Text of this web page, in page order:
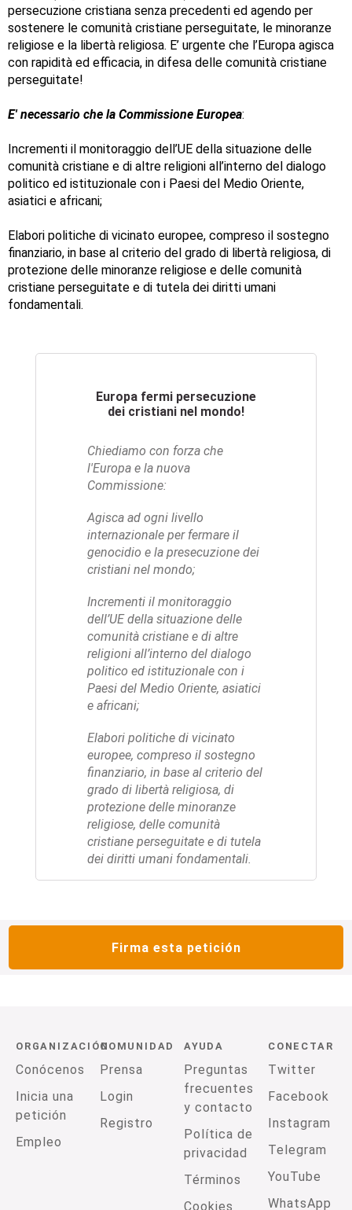
persecuzione cristiana senza precedenti ed agendo per
sostenere le comunità cristiane perseguitate, le minoranze
religiose e la libertà religiosa. E’ urgente che l’Europa agisca
con rapidità ed efficacia, in difesa delle comunità cristiane
perseguitate!
E' necessario che la Commissione Europea:
Incrementi il monitoraggio dell’UE della situazione delle
comunità cristiane e di altre religioni all’interno del dialogo
politico ed istituzionale con i Paesi del Medio Oriente,
asiatici e africani;
Elabori politiche di vicinato europee, compreso il sostegno
finanziario, in base al criterio del grado di libertà religiosa, di
protezione delle minoranze religiose e delle comunità
cristiane perseguitate e di tutela dei diritti umani
fondamentali.
Europa fermi persecuzione
dei cristiani nel mondo!
Chiediamo con forza che
l'Europa e la nuova
Commissione:
Agisca ad ogni livello
internazionale per fermare il
genocidio e la presecuzione dei
cristianinel mondo;
Incrementi il monitoraggio
dell’UE della situazione delle
comunità cristiane e di altre
religioni all’interno del dialogo
politico ed istituzionale con i
Paesi del Medio Oriente, asiatici
e africani;
Elabori politiche di vicinato
europee, compreso il sostegno
finanziario, in base al criterio del
grado di libertà religiosa, di
protezione delle minoranze
religiose, delle comunità
cristiane perseguitatee di tutela
dei diritti umani fondamentali.
Firma esta petición
ORGANIZACIÓN
Conócenos
Inicia una
petición
Empleo
COMUNIDAD
Prensa
Login
Registro
AYUDA
Preguntas
frecuentes
y contacto
Política de
privacidad
Términos
Cookies
CONECTAR
Twitter
Facebook
Instagram
Telegram
YouTube
WhatsApp